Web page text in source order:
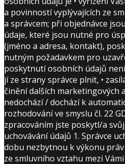
a povinností vyplývajících ze
a správcem; při objednávce
údaje, které jsou nutné pro
(jméno a adresa, kontakt),
nutným požadavkem pro
poskytnutí osobních údajů
jí ze strany správce plnit, •
činění dalších marketingových
nedochází / dochází k
rozhodování ve smyslu čl. 22
zpracováním jste poskytl/a
uchovávání údajů 1. Správce
dobu nezbytnou k výkonu
ze smluvního vztahu mezi